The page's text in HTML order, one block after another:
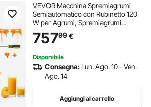
VEVOR Macchina Spremiagrumi
Semiautomatico con Rubinetto 120
W per Agrumi, Spremiagrumi
Elettrico 520x430x780 mm
Estrattore di Limoni Agrumi
Secchio Raccolta Bucce
75799€
Disponibile
Consegna: Lun. Ago. 10 - Ven.
Ago. 14
Aggiungi al carrello